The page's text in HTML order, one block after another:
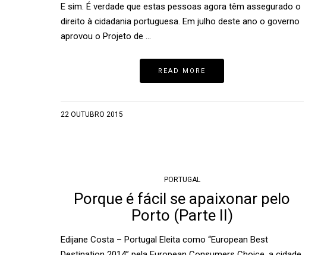
E sim. É verdade que estas pessoas agora têm assegurado o
direito à cidadania portuguesa. Em julho deste ano o governo
aprovou o Projeto de …
READ MORE
22 OUTUBRO 2015
PORTUGAL
Porque é fácil se apaixonar pelo
Porto (Parte II)
Edijane Costa – Portugal Eleita como “European Best